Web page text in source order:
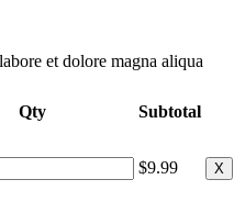
et dolore magna aliqua
Qty Subtotal
$9.99 X